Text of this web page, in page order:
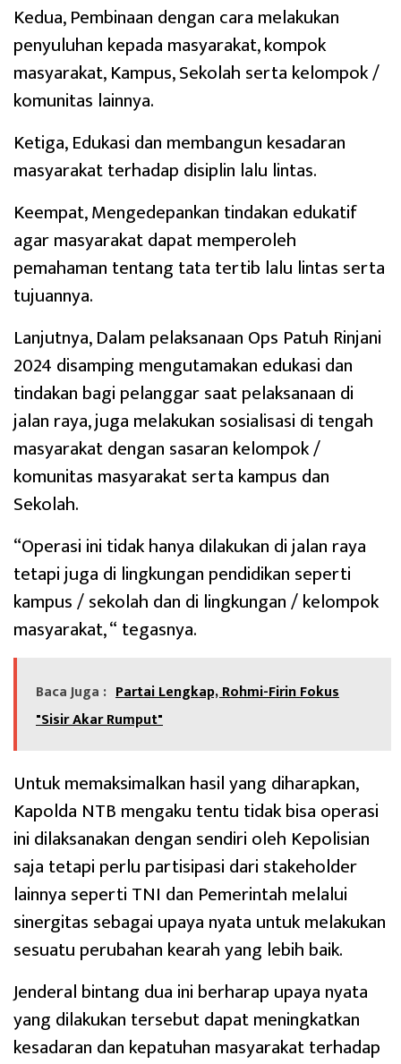
Kedua, Pembinaan dengan cara melakukan
penyuluhan kepada masyarakat, kompok
masyarakat, Kampus, Sekolah serta kelompok /
komunitas lainnya.
Ketiga, Edukasi dan membangun kesadaran
masyarakat terhadap disiplin lalu lintas.
Keempat, Mengedepankan tindakan edukatif
agar masyarakat dapat memperoleh
pemahaman tentang tata tertib lalu lintas serta
tujuannya.
Lanjutnya, Dalam pelaksanaan Ops Patuh Rinjani
2024 disamping mengutamakan edukasi dan
tindakan bagi pelanggar saat pelaksanaan di
jalan raya, juga melakukan sosialisasi di tengah
masyarakat dengan sasaran kelompok /
komunitas masyarakat serta kampus dan
Sekolah.
“Operasi ini tidak hanya dilakukan di jalan raya
tetapi juga di lingkungan pendidikan seperti
kampus / sekolah dan di lingkungan / kelompok
masyarakat, “ tegasnya.
Baca Juga : Partai Lengkap, Rohmi-Firin Fokus
"Sisir Akar Rumput"
Untuk memaksimalkan hasil yang diharapkan,
Kapolda NTB mengaku tentu tidak bisa operasi
ini dilaksanakan dengan sendiri oleh Kepolisian
saja tetapi perlu partisipasi dari stakeholder
lainnya seperti TNI dan Pemerintah melalui
sinergitas sebagai upaya nyata untuk melakukan
sesuatu perubahan kearah yang lebih baik.
Jenderal bintang dua ini berharap upaya nyata
yang dilakukan tersebut dapat meningkatkan
kesadaran dan kepatuhan masyarakat terhadap